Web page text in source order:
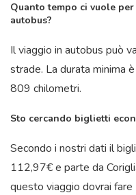
Quanto tempo ci vuole
autobus?
Il viaggio in autobus può
strade. La durata minima
809 chilometri.
Sto cercando biglietti
Secondo i nostri dati il
112,97€ e parte da
questo viaggio dovrai